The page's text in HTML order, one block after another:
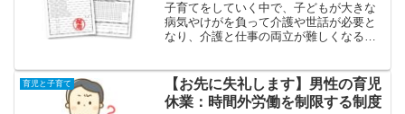
子育てをしていく中で、子どもが大きな
病気やけがを負って介護や世話が必要と
なり、介護と仕事の両立が難しくなるこ
この記事では、契約社員の方が介護休業
や介護支援制度を利用するための要件に
ついて紹介します。
育児と子育て
【お先に失礼します】男性の育児
休業：時間外労働を制限する制度